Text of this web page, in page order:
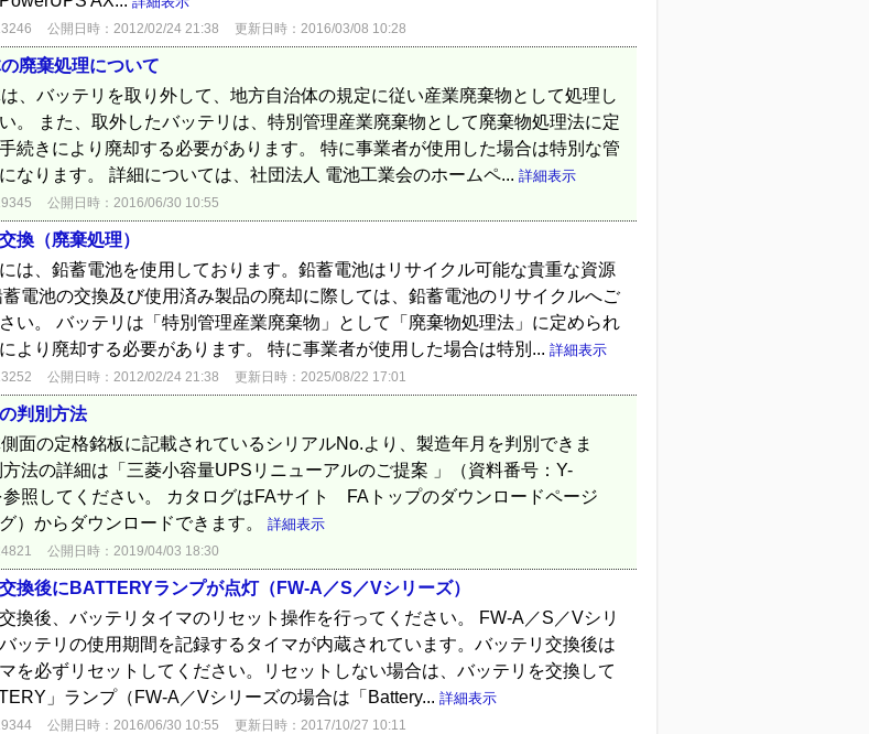
公開日時：2012/02/24 21:38 更新日時：2016/03/08 10:28
廃棄処理について
、バッテリを取り外して、地方自治体の規定に従い産業廃棄物として処理し
。 また、取外したバッテリは、特別管理産業廃棄物として廃棄物処理法に定
続きにより廃却する必要があります。 特に事業者が使用した場合は特別な管
なります。 詳細については、社団法人 電池工業会のホームペ... 詳細表示
公開日時：2016/06/30 10:55
換（廃棄処理）
は、鉛蓄電池を使用しております。鉛蓄電池はリサイクル可能な貴重な資源
蓄電池の交換及び使用済み製品の廃却に際しては、鉛蓄電池のリサイクルへご
い。 バッテリは「特別管理産業廃棄物」として「廃棄物処理法」に定められ
より廃却する必要があります。 特に事業者が使用した場合は特別... 詳細表示
公開日時：2012/02/24 21:38 更新日時：2025/08/22 17:01
判別方法
面の定格銘板に記載されているシリアルNo.より、製造年月を判別できま
法の詳細は「三菱小容量UPSリニューアルのご提案 」（資料番号：Y-
照してください。 カタログはFAサイト FAトップのダウンロードページ
グ）からダウンロードできます。 詳細表示
公開日時：2019/04/03 18:30
換後にBATTERYランプが点灯（FW-A／S／Vシリーズ）
換後、バッテリタイマのリセット操作を行ってください。 FW-A／S／Vシリ
ッテリの使用期間を記録するタイマが内蔵されています。バッテリ交換後は
を必ずリセットしてください。リセットしない場合は、バッテリを交換して
」ランプ（FW-A／Vシリーズの場合は「Battery... 詳細表示
公開日時：2016/06/30 10:55 更新日時：2017/10/27 10:11